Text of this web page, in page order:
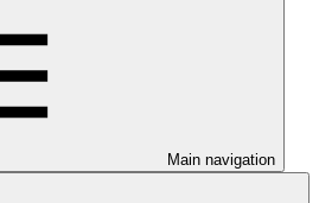
Main navigation